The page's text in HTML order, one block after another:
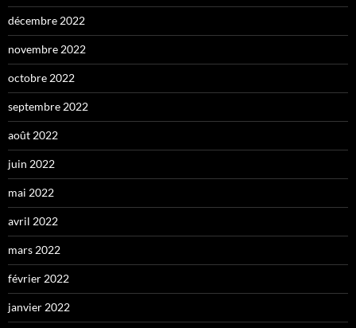
décembre 2022
novembre 2022
octobre 2022
septembre 2022
août 2022
juin 2022
mai 2022
avril 2022
mars 2022
février 2022
janvier 2022